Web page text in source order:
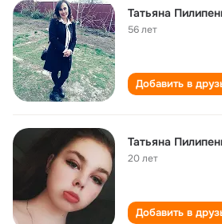
Татьяна
56 лет
Добавить в
Татьяна
20 лет
Добавить в